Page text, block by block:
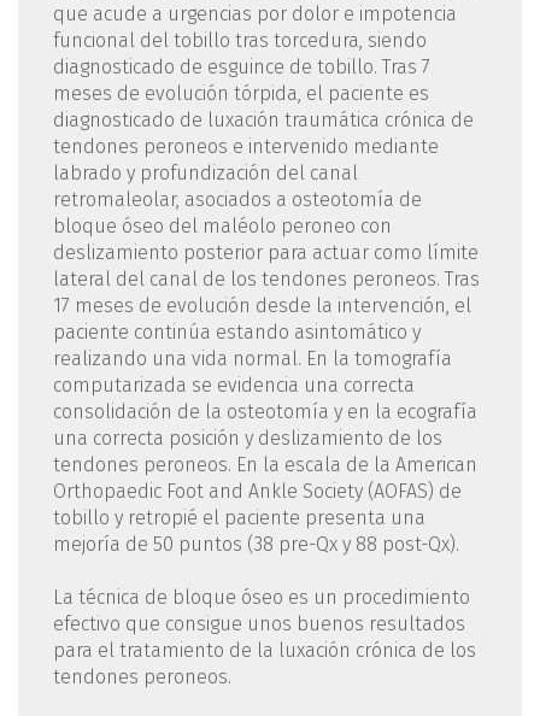
que acude a urgencias por dolor e impotencia
funcional del tobillo tras torcedura, siendo
diagnosticado de esguince de tobillo. Tras 7
meses de evolución tórpida, el paciente es
diagnosticado de luxación traumática crónica de
tendones peroneos e intervenido mediante
labrado y profundización del canal
retromaleolar, asociados a osteotomía de
bloque óseo del maléolo peroneo con
deslizamiento posterior para actuar como límite
lateral del canal de los tendones peroneos. Tras
17 meses de evolución desde la intervención, el
paciente continúa estando asintomático y
realizando una vida normal. En la tomografía
computarizada se evidencia una correcta
consolidación de la osteotomía y en la ecografía
una correcta posición y deslizamiento de los
tendones peroneos. En la escala de la American
Orthopaedic Foot and Ankle Society (AOFAS) de
tobillo y retropié el paciente presenta una
mejoría de 50 puntos (38 pre-Qx y 88 post-Qx).
La técnica de bloque óseo es un procedimiento
efectivo que consigue unos buenos resultados
para el tratamiento de la luxación crónica de los
tendones peroneos.